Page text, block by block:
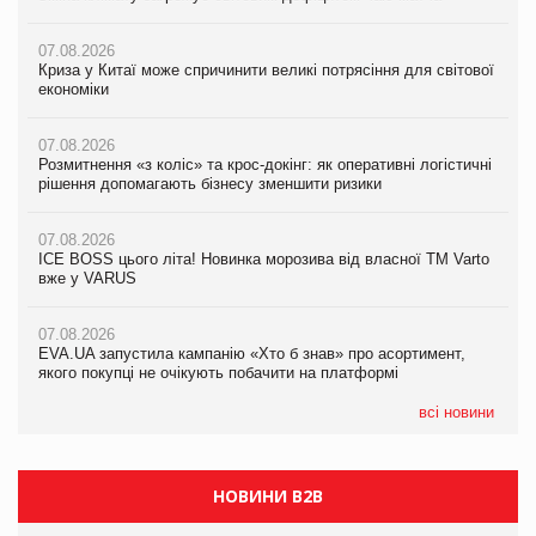
07.08.2026
Криза у Китаї може спричинити великі потрясіння для світової
економіки
07.08.2026
Розмитнення «з коліс» та крос-докінг: як оперативні логістичні
рішення допомагають бізнесу зменшити ризики
07.08.2026
ICE BOSS цього літа! Новинка морозива від власної ТМ Varto
вже у VARUS
07.08.2026
EVA.UA запустила кампанію «Хто б знав» про асортимент,
якого покупці не очікують побачити на платформі
всі новини
07.08.2026
Криза у Китаї може спричинити великі потрясіння для світової
економіки
07.08.2026
Розмитнення «з коліс» та крос-докінг: як оперативні логістичні
рішення допомагають бізнесу зменшити ризики
07.08.2026
ICE BOSS цього літа! Новинка морозива від власної ТМ Varto
вже у VARUS
07.08.2026
EVA.UA запустила кампанію «Хто б знав» про асортимент,
якого покупці не очікують побачити на платформі
07.08.2026
Криза у Китаї може спричинити великі потрясіння для світової
економіки
07.08.2026
Kraft Heinz скоротила збиток у першому півріччі
Продажі Hugo Boss впали на 9%
НОВИНИ B2B